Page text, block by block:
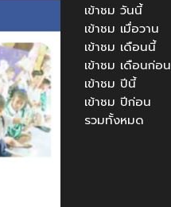
เข้าชม วันนี้
เข้าชม เมื่อวาน
เข้าชม เดือนนี้
เข้าชม เดือนก่อน
เข้าชม ปีนี้
เข้าชม ปีก่อน
รวมทั้งหมด